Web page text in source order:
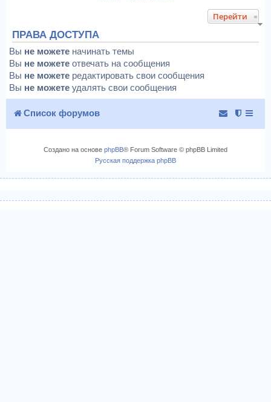
Перейти
ПРАВА ДОСТУПА
Вы не можете начинать темы
Вы не можете отвечать на сообщения
Вы не можете редактировать свои сообщения
Вы не можете удалять свои сообщения
Список форумов
Создано на основе phpBB® Forum Software © phpBB Limited
Русская поддержка phpBB